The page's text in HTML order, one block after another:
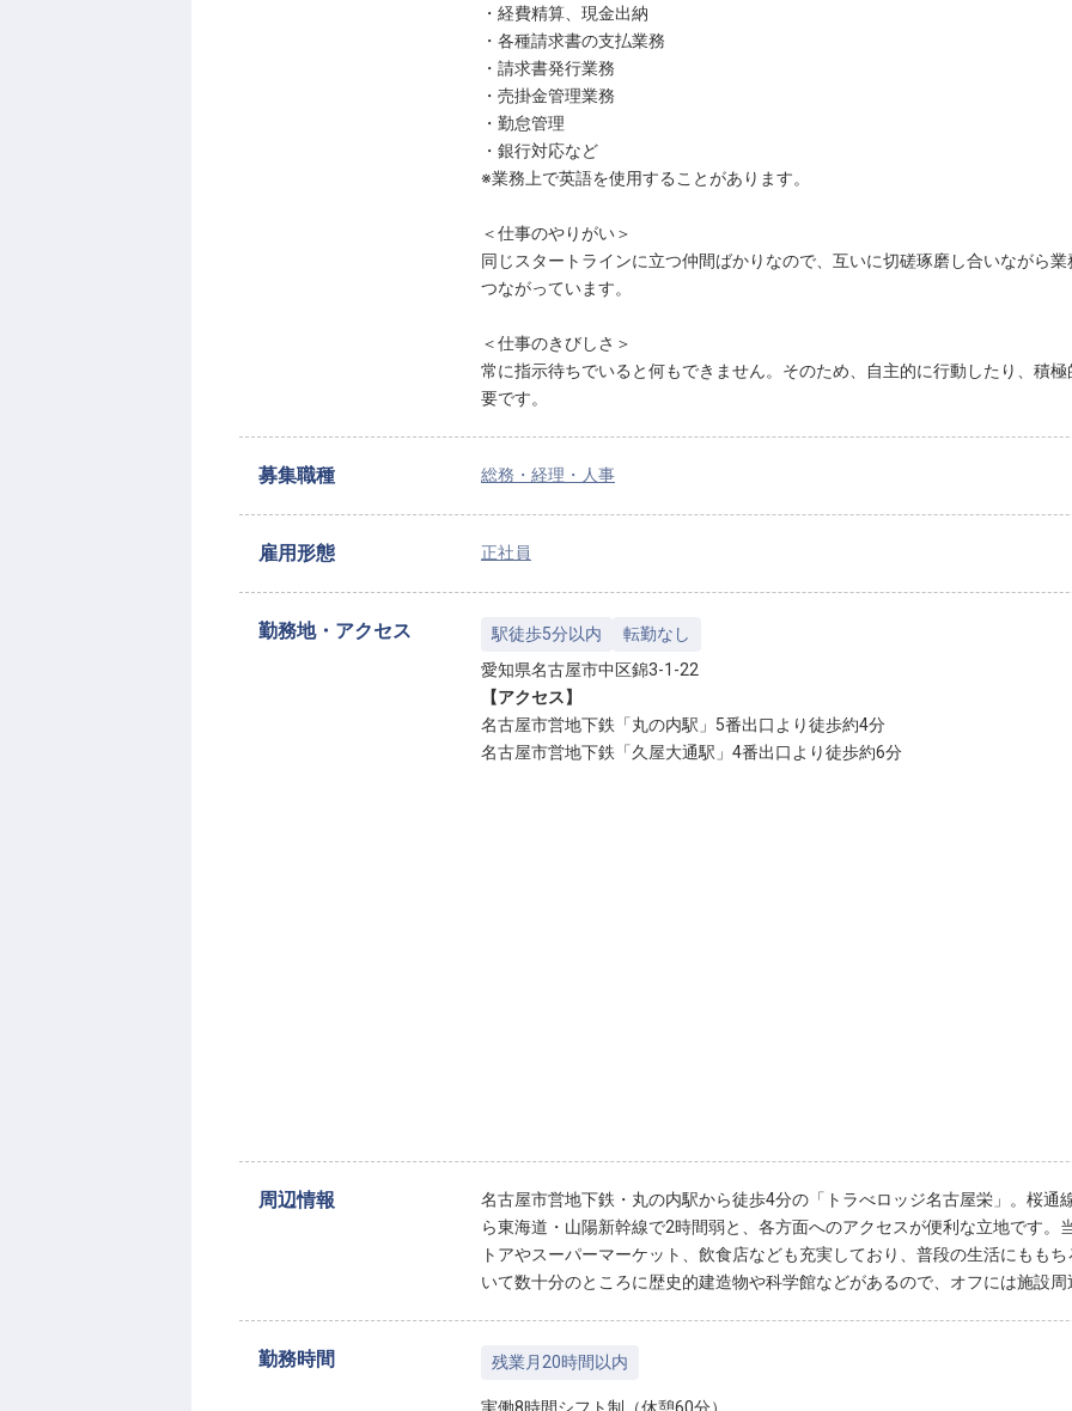
・経費精算、現金出納
・各種請求書の支払業務
・請求書発行業務
・売掛金管理業務
・勤怠管理
・銀行対応など
※業務上で英語を使用することがあります。
＜仕事のやりがい＞
同じスタートラインに立つ仲間ばかりなので、互いに切磋琢磨し合いながら
つながっています。
＜仕事のきびしさ＞
常に指示待ちでいると何もできません。そのため、自主的に行動したり、積
要です。
募集職種 総務・経理・人事
雇用形態 正社員
勤務地・アクセス 駅徒歩5分以内
転勤なし
愛知県名古屋市中区錦3-1-22
【アクセス】
名古屋市営地下鉄「丸の内駅」5番出口より徒歩約4分
名古屋市営地下鉄「久屋大通駅」4番出口より徒歩約6分
周辺情報
名古屋市営地下鉄・丸の内駅から徒歩4分の「トラべロッジ名古屋栄」。桜通
ら東海道・山陽新幹線で2時間弱と、各方面へのアクセスが便利な立地です。
トアやスーパーマーケット、飲食店なども充実しており、普段の生活にもも
いて数十分のところに歴史的建造物や科学館などがあるので、オフには施設
勤務時間 残業月20時間以内